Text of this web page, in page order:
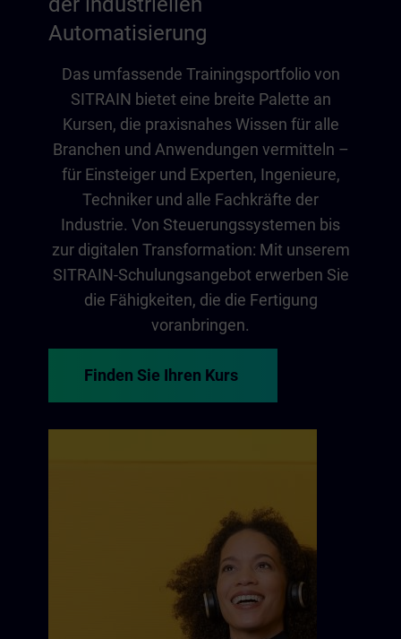
Automatisierung
Das umfassende Trainingsportfolio von
SITRAIN bietet eine breite Palette an
Kursen, die praxisnahes Wissen für alle
Branchen und Anwendungen vermitteln –
für Einsteiger und Experten, Ingenieure,
Techniker und alle Fachkräfte der
Industrie. Von Steuerungssystemen bis
zur digitalen Transformation: Mit unserem
SITRAIN-Schulungsangebot erwerben Sie
die Fähigkeiten, die die Fertigung
voranbringen.
Finden Sie Ihren Kurs